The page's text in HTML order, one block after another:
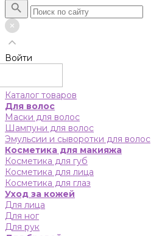
Войти
Каталог товаров
Для волос
Маски для волос
Шампуни для волос
Эмульсии и сыворотки для волос
Косметика для макияжа
Косметика для губ
Косметика для лица
Косметика для глаз
Уход за кожей
Для лица
Для ног
Для рук